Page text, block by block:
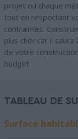
projet où chaque
tout en respectant
contraintes.
plus cher car il
de votre
budget
TABLEAU DE
Surface